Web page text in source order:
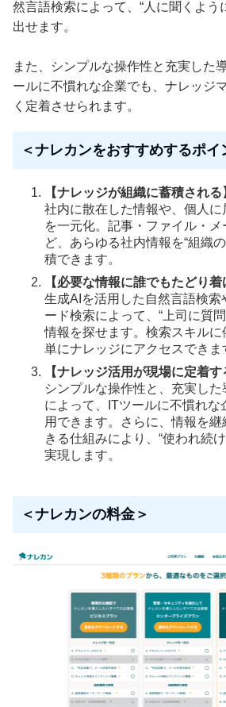
然言語検索によって、“人に聞くよう
出せます。
また、シンプルな操作性と充実した
ールに不慣れな企業でも、ナレッジ
く定着させられます。
＜ナレカンをおすすめするポイ
【ナレッジが組織に蓄積される
社内に散在した情報や、個人に
を一元化。記事・ファイル・
ど、あらゆる社内情報を“組織
積できます。
【必要な情報に誰でもたどり着
生成AIを活用した自然言語検索
ード検索によって、“上司に質
情報を探せます。検索スキル
単にナレッジにアクセスできま
【ナレッジ活用が現場に定着す
シンプルな操作性と、充実した
によって、ITツールに不慣れな
用できます。さらに、情報を
きる仕組みにより、“使われ続
実現します。
＜ナレカンの料金＞